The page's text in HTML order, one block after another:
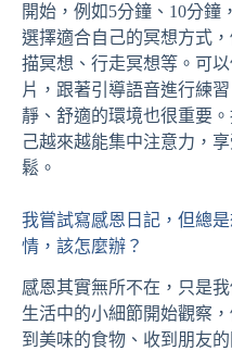
開始，例如5分鐘、10分鐘
選擇適合自己的冥想方式
描冥想、行走冥想等。可
片，跟著引導語音進行練
靜、舒適的環境也很重要
己越來越能集中注意力，
鬆。
我嘗試寫感恩日記，但總
情，該怎麼辦？
感恩其實無所不在，只是
生活中的小細節開始觀察
到美味的食物、收到朋友